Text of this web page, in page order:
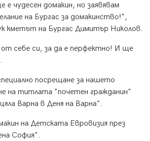
е чудесен домакин, но заявявам
на Бургас за домакинство!",
кметът на Бургас Димитър Николов.
себе си, за да е перфектно! И ще
посрещане за нашето
на титлата "почетен гражданин"
Варна в Деня на Варна".
на Детската Евровизия през
София".